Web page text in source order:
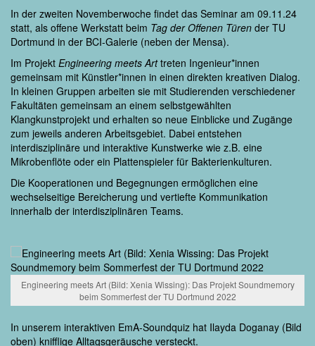
In der zweiten Novemberwoche findet das Seminar am 09.11.24
statt, als offene Werkstatt beim Tag der Offenen Türen der TU
Dortmund in der BCI-Galerie (neben der Mensa).
Im Projekt Engineering meets Arttreten Ingenieur*innen
gemeinsam mit Künstler*innen in einen direkten kreativen Dialog.
In kleinen Gruppen arbeiten sie mit Studierenden verschiedener
Fakultäten gemeinsam an einem selbstgewählten
Klangkunstprojekt und erhalten so neue Einblicke und Zugänge
zum jeweils anderen Arbeitsgebiet. Dabei entstehen
interdisziplinäre und interaktive Kunstwerke wie z.B. eine
Mikrobenflöte oder ein Plattenspieler für Bakterienkulturen.
Die Kooperationen und Begegnungen ermöglichen eine
wechselseitige Bereicherung und vertiefte Kommunikation
innerhalb der interdisziplinären Teams.
Engineering meets Art (Bild: Xenia Wissing): Das Projekt Soundmemory
beim Sommerfest der TU Dortmund 2022
In unserem interaktiven EmA-Soundquiz hat Ilayda Doganay (Bild
oben) knifflige Alltagsgeräusche versteckt.